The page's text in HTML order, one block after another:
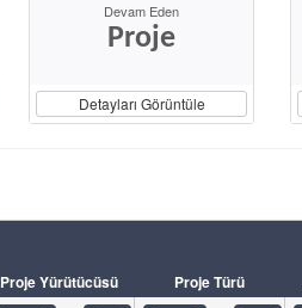
Devam Eden
Proje
Detayları Görüntüle
Proje Yürütücüsü Proje Türü